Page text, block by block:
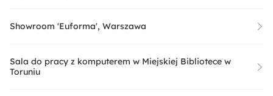
Showroom 'Euforma', Warszawa
Sala do pracy z komputerem w Miejskiej Bibliotece w
Toruniu